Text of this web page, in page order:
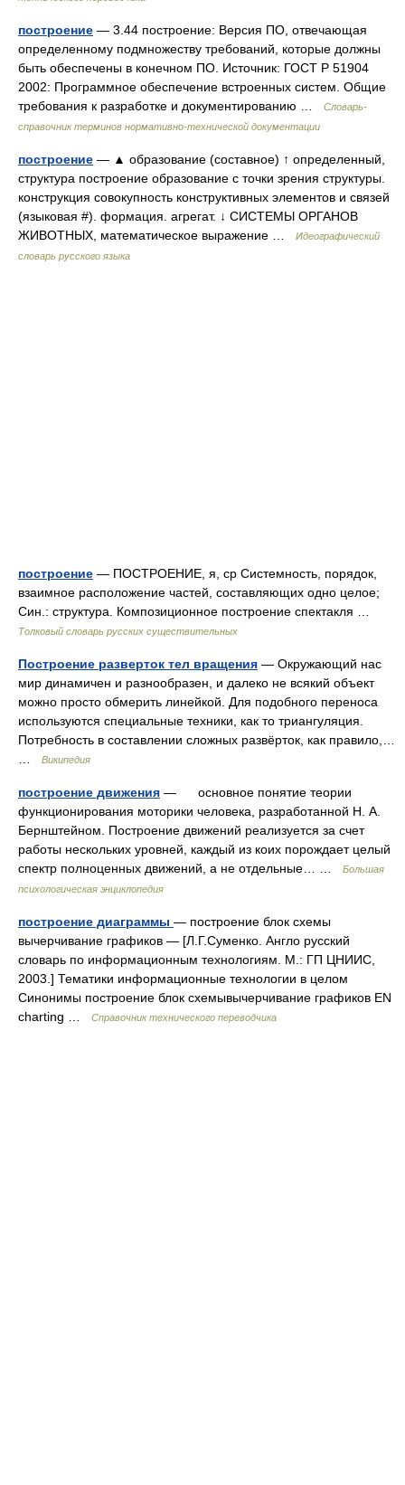
построение — 3.44 построение: Версия ПО, отвечающая
определенному подмножеству требований, которые должны
быть обеспечены в конечном ПО. Источник: ГОСТ Р 51904
2002: Программное обеспечение встроенных систем. Общие
требования к разработке и документированию …
Словарь-
справочник терминов нормативно-технической документации
построение — ▲ образование (составное) ↑ определенный,
структура построение образование с точки зрения структуры.
конструкция совокупность конструктивных элементов и связей
(языковая #). формация. агрегат. ↓ СИСТЕМЫ ОРГАНОВ
ЖИВОТНЫХ, математическое выражение …
Идеографический
словарь русского языка
построение — ПОСТРОЕНИЕ, я, ср Системность, порядок,
взаимное расположение частей, составляющих одно целое;
Син.: структура. Композиционное построение спектакля …
Толковый словарь русских существительных
Построение разверток тел вращения — Окружающий нас
мир динамичен и разнообразен, и далеко не всякий объект
можно просто обмерить линейкой. Для подобного переноса
используются специальные техники, как то триангуляция.
Потребность в составлении сложных развёрток, как правило,…
Википедия
построение движения — основное понятие теории
функционирования моторики человека, разработанной Н. А.
Бернштейном. Построение движений реализуется за счет
работы нескольких уровней, каждый из коих порождает целый
спектр полноценных движений, а не отдельные… …
Большая
психологическая энциклопедия
построение диаграммы — построение блок схемы
вычерчивание графиков — [Л.Г.Суменко. Англо русский
словарь по информационным технологиям. М.: ГП ЦНИИС,
2003.] Тематики информационные технологии в целом
Синонимы построение блок схемывычерчивание графиков EN
charting …
Справочник технического переводчика